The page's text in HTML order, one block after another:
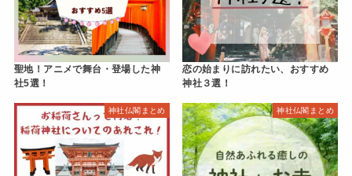
聖地！アニメで舞台・登場した神
社5選！
恋の始まりに訪れたい、おすすめ
神社３選！
神社仏閣まとめ 神社仏閣まとめ